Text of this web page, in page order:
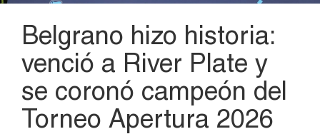
Belgrano hizo historia:
venció a River Plate y
se coronó campeón del
Torneo Apertura 2026